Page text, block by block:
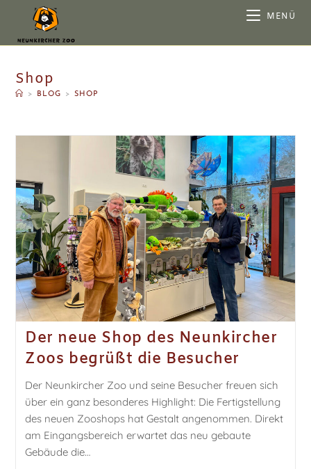
MENÜ
Shop
> BLOG > SHOP
Der neue Shop des Neunkircher
Zoos begrüßt die Besucher
Der Neunkircher Zoo und seine Besucher freuen sich
über ein ganz besonderes Highlight: Die Fertigstellung
des neuen Zooshops hat Gestalt angenommen. Direkt
am Eingangsbereich erwartet das neu gebaute
Gebäude die…